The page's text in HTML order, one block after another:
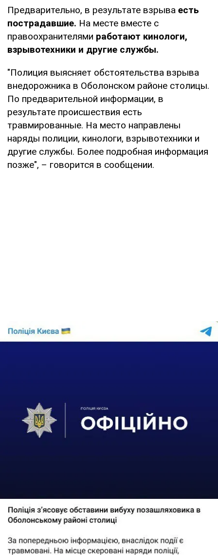
Предварительно, в результате взрыва есть
пострадавшие. На месте вместе с
правоохранителями работают кинологи,
взрывотехники и другие службы.
"Полиция выясняет обстоятельства взрыва
внедорожника в Оболонском районе столицы.
По предварительной информации, в
результате происшествия есть
травмированные. На место направлены
наряды полиции, кинологи, взрывотехники и
другие службы. Более подробная информация
позже", – говорится в сообщении.